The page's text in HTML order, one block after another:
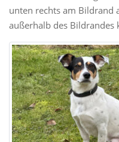
unten rechts am Bildrand
außerhalb des Bildrandes